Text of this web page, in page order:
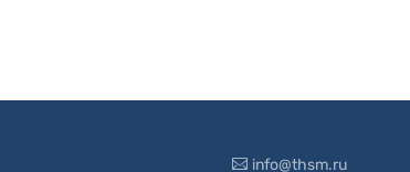
info@thsm.ru